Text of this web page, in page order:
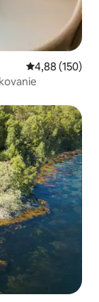
Priemerné
4,88 (150)